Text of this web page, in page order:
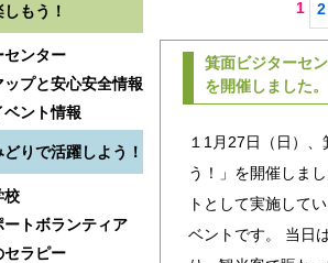
もう！
センター
プと安心安全情報
ント情報
りで活躍しよう！
校
ートボランティア
セラピー
1 2
箕面ビジターセ
を開催しました。
１1月27日（日）
う！」を開催しま
トとして実施して
ベントです。 当日